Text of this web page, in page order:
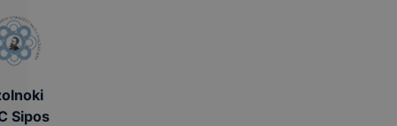
Sipos